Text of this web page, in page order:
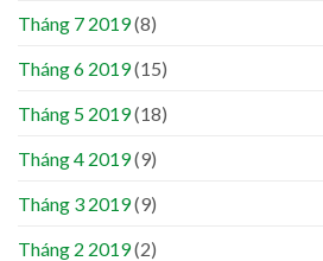
Tháng 7 2019(8)
Tháng 6 2019(15)
Tháng 5 2019(18)
Tháng 4 2019(9)
Tháng 3 2019(9)
Tháng 2 2019(2)